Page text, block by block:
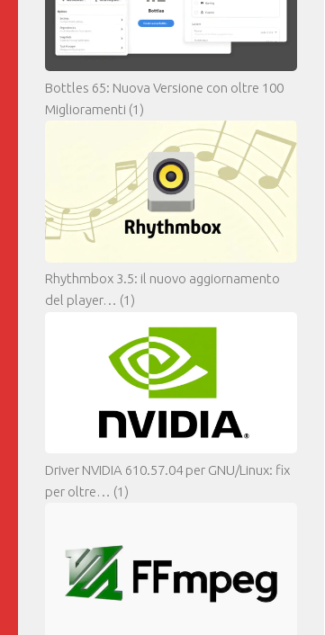
Bottles 65: Nuova Versione con oltre 100
Miglioramenti (1)
Rhythmbox 3.5: il nuovo aggiornamento
del player… (1)
Driver NVIDIA 610.57.04 per GNU/Linux: fix
per oltre… (1)